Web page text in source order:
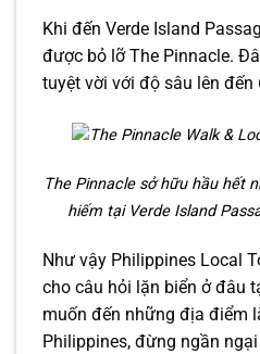
Khi đến Verde Island
được bỏ lỡ The Pinnacle.
tuyệt vời với độ sâu lên đến
The Pinnacle sở hữu hầu hết
hiếm tại Verde Island
Như vậy Philippines Local
cho câu hỏi lặn biển ở đâu
muốn đến những địa điểm
Philippines, đừng ngần